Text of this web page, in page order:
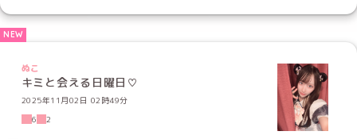
ぬこ
キミと会える日曜日♡
2025年11月02日 02時49分
6
2